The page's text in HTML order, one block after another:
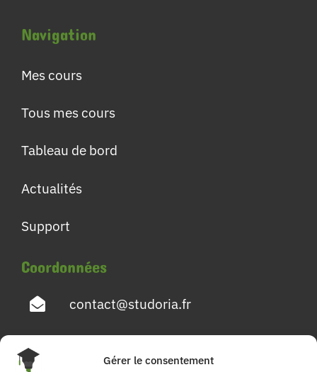
Gérer le consentement
Navigation
Mes cours
Tous mes cours
Tableau de bord
Actualités
Support
Coordonnées
contact@studoria.fr
4 Rue Georges Pompidou